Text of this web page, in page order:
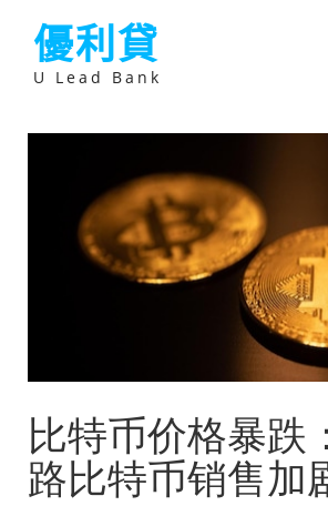
優利貸
U Lead Bank
比特币价格暴跌
路比特币销售加